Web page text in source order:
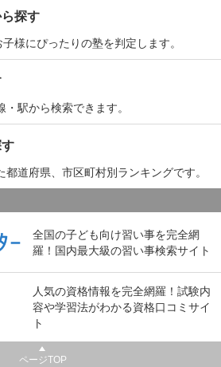
探す
様にぴったりの塾を判定します。
駅から検索できます。
道府県、市区町村別ランキングです。
全国の子ども向け習い事を完全網
羅！国内最大級の習い事検索サイト
人気の資格情報を完全網羅！試験内
容や学習法がわかる資格口コミサイ
ト
ページTOP